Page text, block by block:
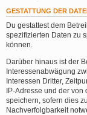
GESTATTUNG DER
Du gestattest dem
spezifizierten Daten zu
können.
Darüber hinaus ist der
Interessenabwägung
Interessen Dritter,
IP-Adresse und der von
speichern, sofern dies
Nachverfolgbarkeit